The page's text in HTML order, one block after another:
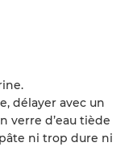
délayer avec un
verre d’eau tiède
ni trop dure ni